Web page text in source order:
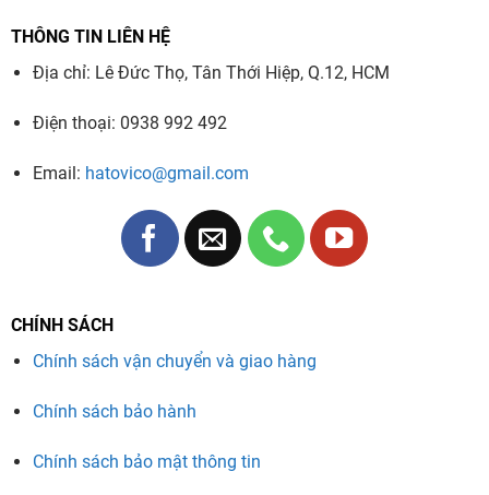
THÔNG TIN LIÊN HỆ
Địa chỉ: Lê Đức Thọ, Tân Thới Hiệp, Q.12, HCM
Điện thoại: 0938 992 492
Email: hatovico@gmail.com
CHÍNH SÁCH
Chính sách vận chuyển và giao hàng
Chính sách bảo hành
Chính sách bảo mật thông tin